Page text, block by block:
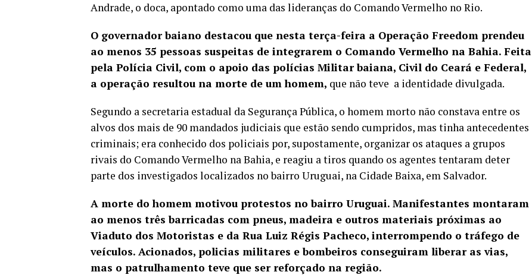
Andrade, o doca, apontado como uma das lideranças do Comando Vermelho no Rio.
O governador baiano destacou que nesta terça-feira a Operação Freedom prendeu
ao menos 35 pessoas suspeitas de integrarem o Comando Vermelho na Bahia. Feita
pela Polícia Civil, com o apoio das polícias Militar baiana, Civil do Ceará e Federal,
a operação resultou na morte de um homem, que não teve a identidade divulgada.
Segundo a secretaria estadual da Segurança Pública, o homem morto não constava entre os
alvos dos mais de 90 mandados judiciais que estão sendo cumpridos, mas tinha antecedentes
criminais; era conhecido dos policiais por, supostamente, organizar os ataques a grupos
rivais do Comando Vermelho na Bahia, e reagiu a tiros quando os agentes tentaram deter
parte dos investigados localizados no bairro Uruguai, na Cidade Baixa, em Salvador.
A morte do homem motivou protestos no bairro Uruguai. Manifestantes montaram
ao menos três barricadas com pneus, madeira e outros materiais próximas ao
Viaduto dos Motoristas e da Rua Luiz Régis Pacheco, interrompendo o tráfego de
veículos. Acionados, policias militares e bombeiros conseguiram liberar as vias,
mas o patrulhamento teve que ser reforçado na região.